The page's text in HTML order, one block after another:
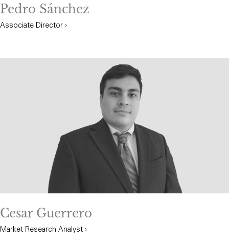
Pedro Sánchez
Associate Director ›
Cesar Guerrero
Market Research Analyst ›